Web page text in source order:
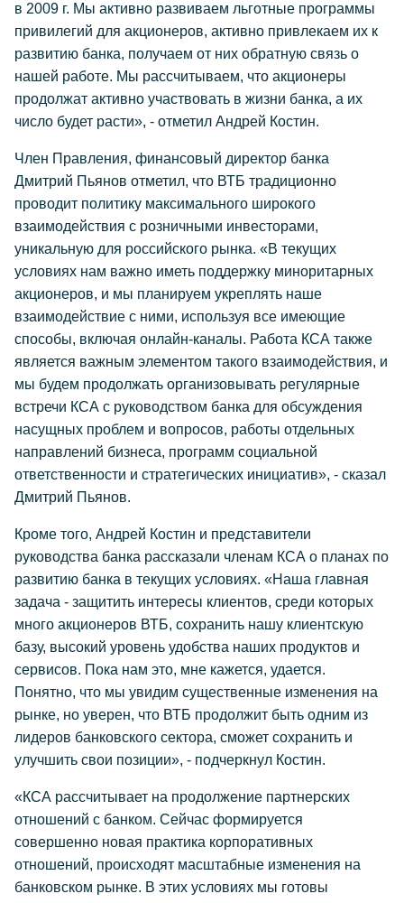
в 2009 г. Мы активно развиваем льготные программы
привилегий для акционеров, активно привлекаем их к
развитию банка, получаем от них обратную связь о
нашей работе. Мы рассчитываем, что акционеры
продолжат активно участвовать в жизни банка, а их
число будет расти», - отметил Андрей Костин.
Член Правления, финансовый директор банка
Дмитрий Пьянов отметил, что ВТБ традиционно
проводит политику максимального широкого
взаимодействия с розничными инвесторами,
уникальную для российского рынка. «В текущих
условиях нам важно иметь поддержку миноритарных
акционеров, и мы планируем укреплять наше
взаимодействие с ними, используя все имеющие
способы, включая онлайн-каналы. Работа КСА также
является важным элементом такого взаимодействия, и
мы будем продолжать организовывать регулярные
встречи КСА с руководством банка для обсуждения
насущных проблем и вопросов, работы отдельных
направлений бизнеса, программ социальной
ответственности и стратегических инициатив», - сказал
Дмитрий Пьянов.
Кроме того, Андрей Костин и представители
руководства банка рассказали членам КСА о планах по
развитию банка в текущих условиях. «Наша главная
задача - защитить интересы клиентов, среди которых
много акционеров ВТБ, сохранить нашу клиентскую
базу, высокий уровень удобства наших продуктов и
сервисов. Пока нам это, мне кажется, удается.
Понятно, что мы увидим существенные изменения на
рынке, но уверен, что ВТБ продолжит быть одним из
лидеров банковского сектора, сможет сохранить и
улучшить свои позиции», - подчеркнул Костин.
«КСА рассчитывает на продолжение партнерских
отношений с банком. Сейчас формируется
совершенно новая практика корпоративных
отношений, происходят масштабные изменения на
банковском рынке. В этих условиях мы готовы